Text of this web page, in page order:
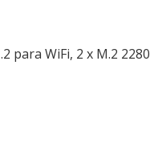
para WiFi, 2 x M.2 2280